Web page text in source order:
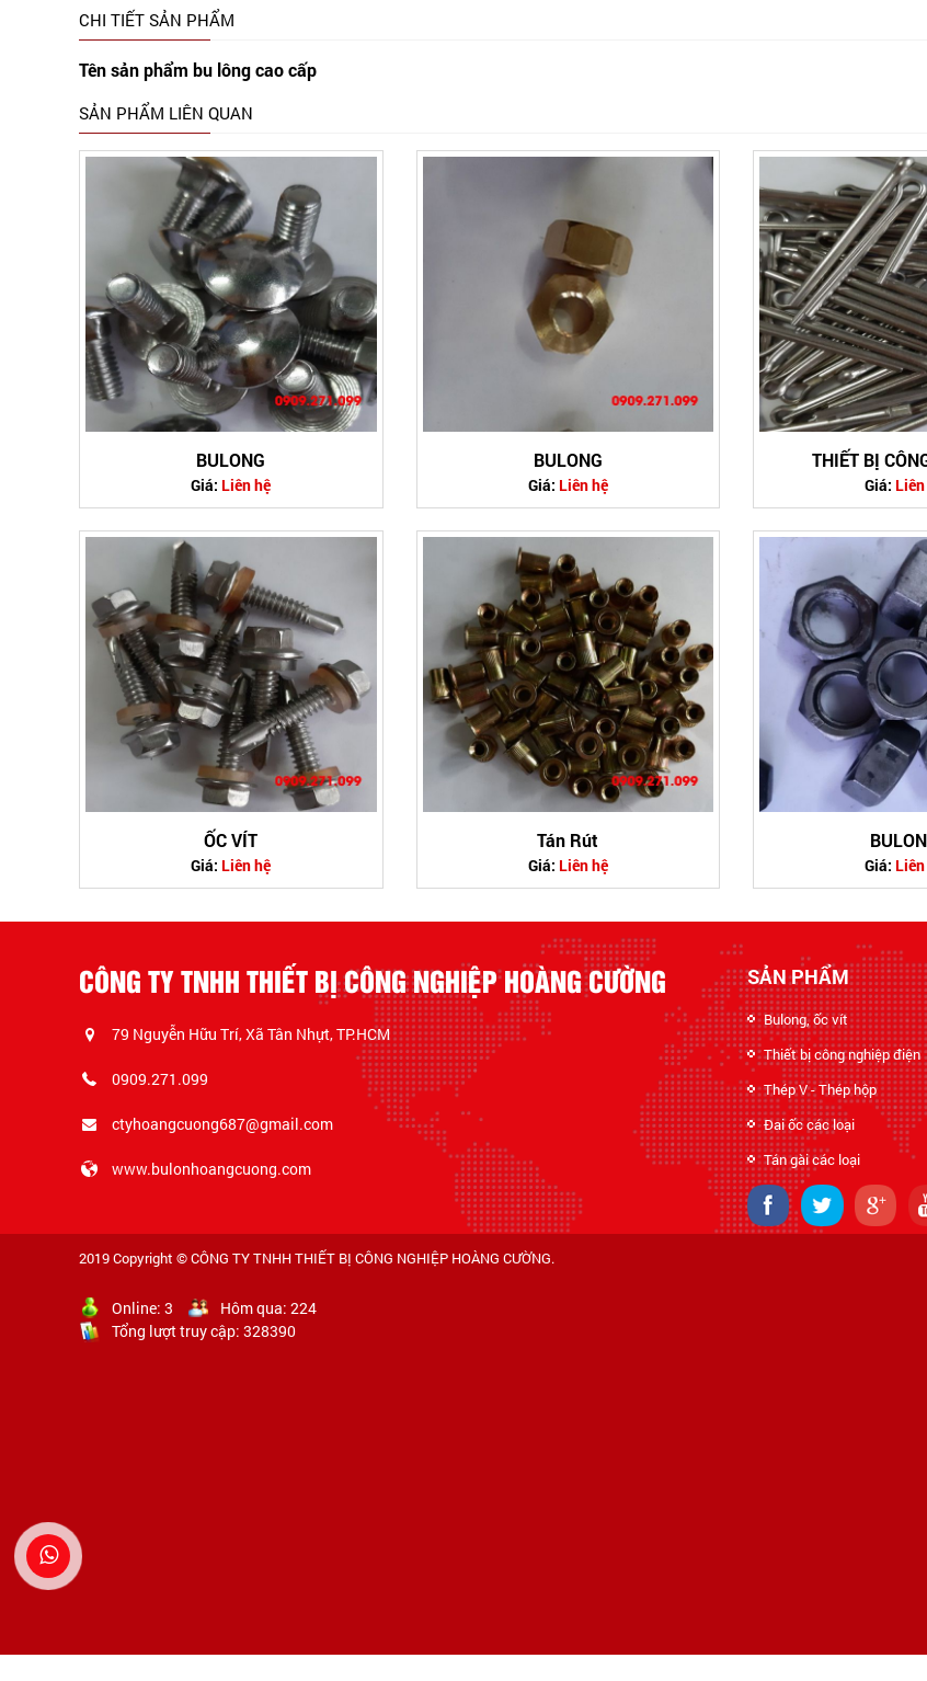
CHI TIẾT SẢN PHẨM
Tên sản phẩm bu lông cao cấp
SẢN PHẨM LIÊN QUAN
BULONG
Giá: Liên hệ
BULONG
Giá: Liên hệ
THIẾT BỊ
Giá:
ỐC VÍT
Giá: Liên hệ
Tán Rút
Giá: Liên hệ Giá:
CÔNG TY TNHH THIẾT BỊ CÔNG NGHIỆP HOÀNG CƯỜNG
79 Nguyễn Hữu Trí, Xã Tân Nhựt, TP.HCM
0909.271.099
ctyhoangcuong687@gmail.com
www.bulonhoangcuong.com
SẢN PHẨM
Bulong, ốc vít
Thiết bị công nghiệp điện
Thép V - Thép hộp
Đai ốc các loại
Tán gài các loại
2019 Copyright ©CÔNG TY TNHH THIẾT BỊ CÔNG NGHIỆP HOÀNG CƯỜNG.
Online: 3 Hôm qua: 224
Tổng lượt truy cập: 328390